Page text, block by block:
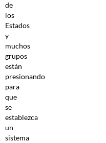
de
los
Estados
y
muchos
grupos
están
presionando
para
que
se
establezca
un
sistema